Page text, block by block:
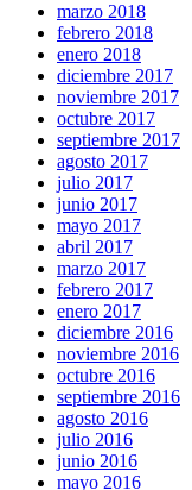
marzo 2018
febrero 2018
enero 2018
diciembre 2017
noviembre 2017
octubre 2017
septiembre 2017
agosto 2017
julio 2017
junio 2017
mayo 2017
abril 2017
marzo 2017
febrero 2017
enero 2017
diciembre 2016
noviembre 2016
octubre 2016
septiembre 2016
agosto 2016
julio 2016
junio 2016
mayo 2016